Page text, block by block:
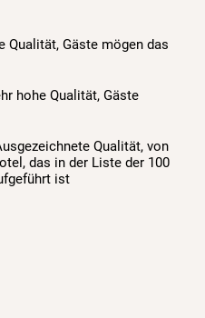
Qualität, Gäste mögen das
hohe Qualität, Gäste
Qualität, von
das in der Liste der 100
ist